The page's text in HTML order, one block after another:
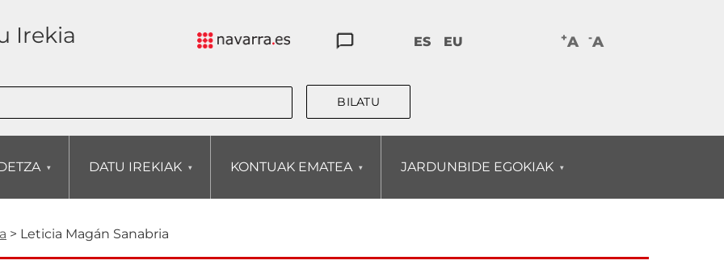
Irekia ES EU +A -A
DATU IREKIAK KONTUAK EMATEA JARDUNBIDE EGOKIAK
Leticia Magán Sanabria